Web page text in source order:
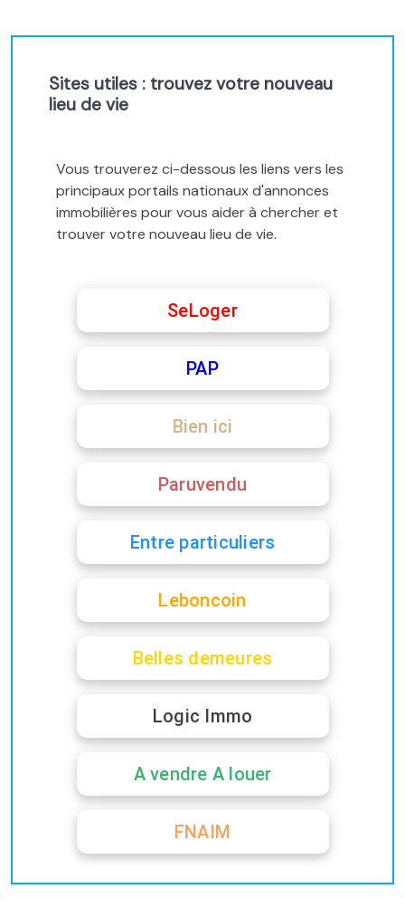
Sites utiles : trouvez votre nouveau
lieu de vie
Vous trouverez ci-dessous les liens vers les
principaux portails nationaux d'annonces
immobilières pour vous aider à chercher et
trouver votre nouveau lieu de vie.
SeLoger
PAP
Bien ici
Paruvendu
Entre particuliers
Leboncoin
Belles demeures
Logic Immo
A vendre A louer
FNAIM